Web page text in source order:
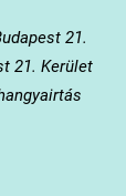
21.
21. Kerület